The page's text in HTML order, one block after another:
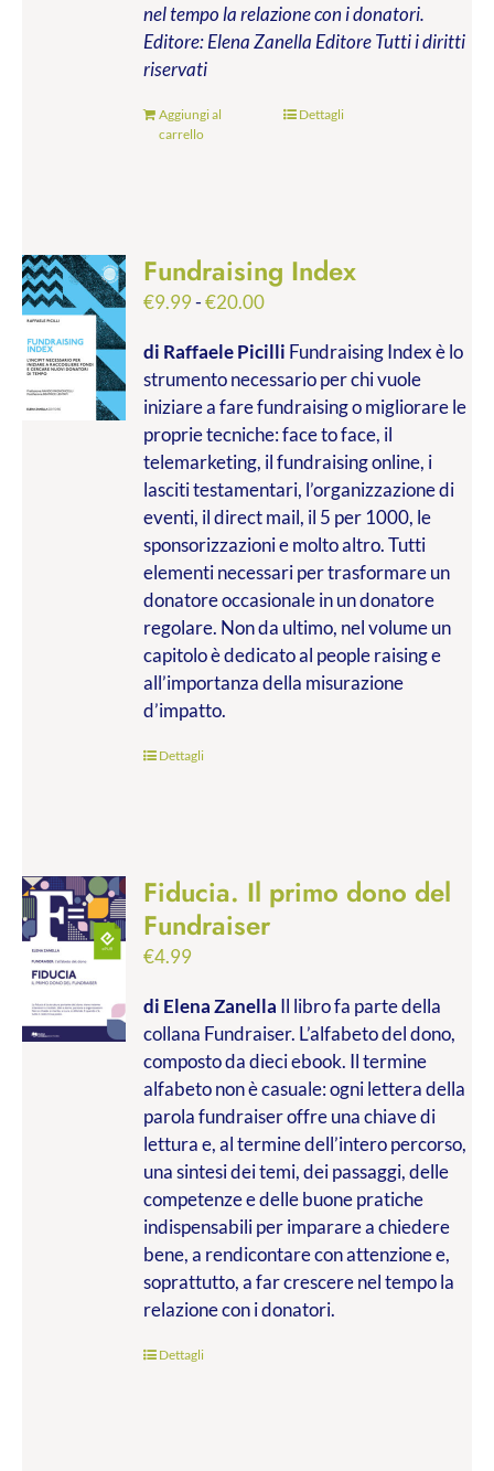
nel tempo la relazione con i donatori.
Editore: Elena Zanella EditoreTutti i diritti
riservati
Aggiungi al
carrello
Dettagli
Fundraising Index
€9.99-€20.00Fascia
prezzo:
da
€9.99
a
€20.00
di Raffaele Picilli Fundraising Index è lo
strumento necessario per chi vuole
iniziare a fare fundraising o migliorare le
proprie tecniche: face to face, il
telemarketing, il fundraising online, i
lasciti testamentari, l’organizzazione di
eventi, il direct mail, il 5 per 1000, le
sponsorizzazioni e molto altro. Tutti
elementi necessari per trasformare un
donatore occasionale in un donatore
regolare. Non da ultimo, nel volume un
capitolo è dedicato al people raising e
all’importanza della misurazione
d’impatto.
Dettagli
Fiducia. Il primo dono del
Fundraiser
€4.99
di Elena Zanella Il libro fa parte della
collana Fundraiser. L’alfabeto del dono,
composto da dieci ebook. Il termine
alfabeto non è casuale: ogni lettera della
parola fundraiser offre una chiave di
lettura e, al termine dell’intero percorso,
una sintesi dei temi, dei passaggi, delle
competenze e delle buone pratiche
indispensabili per imparare a chiedere
bene, a rendicontare con attenzione e,
soprattutto, a far crescere nel tempo la
relazione con i donatori.
Dettagli